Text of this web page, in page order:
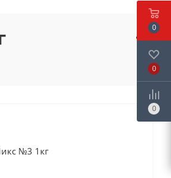
№3 1кг
0
0
0